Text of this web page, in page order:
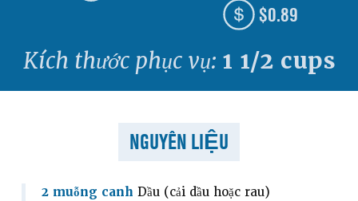
$0.89
Kích thước phục vụ: 1 1/2 cups
NGUYÊN LIỆU
2 muỗng canh Dầu (cải dầu hoặc rau)